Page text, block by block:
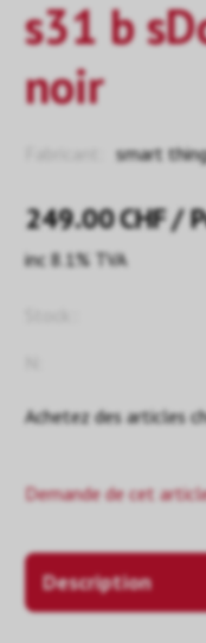
s31 b
noir
smart
249.00CHF/
inc 8.1% TVA
Achetez des articles
Demande de cet
Description